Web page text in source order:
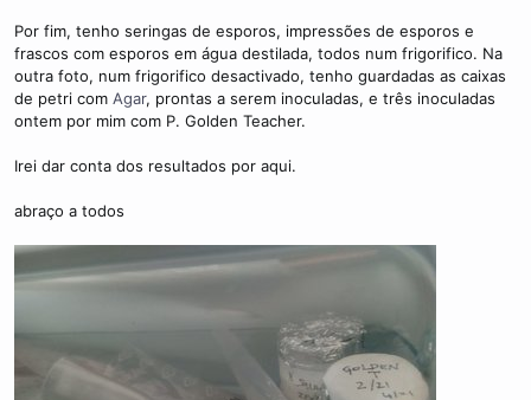
Por fim, tenho seringas de esporos, impressões de esporos e
frascos com esporos em água destilada, todos num frigorifico. Na
outra foto, num frigorifico desactivado, tenho guardadas as caixas
de petri com Agar, prontas a serem inoculadas, e três inoculadas
ontem por mim com P. Golden Teacher.
Irei dar conta dos resultados por aqui.
abraço a todos